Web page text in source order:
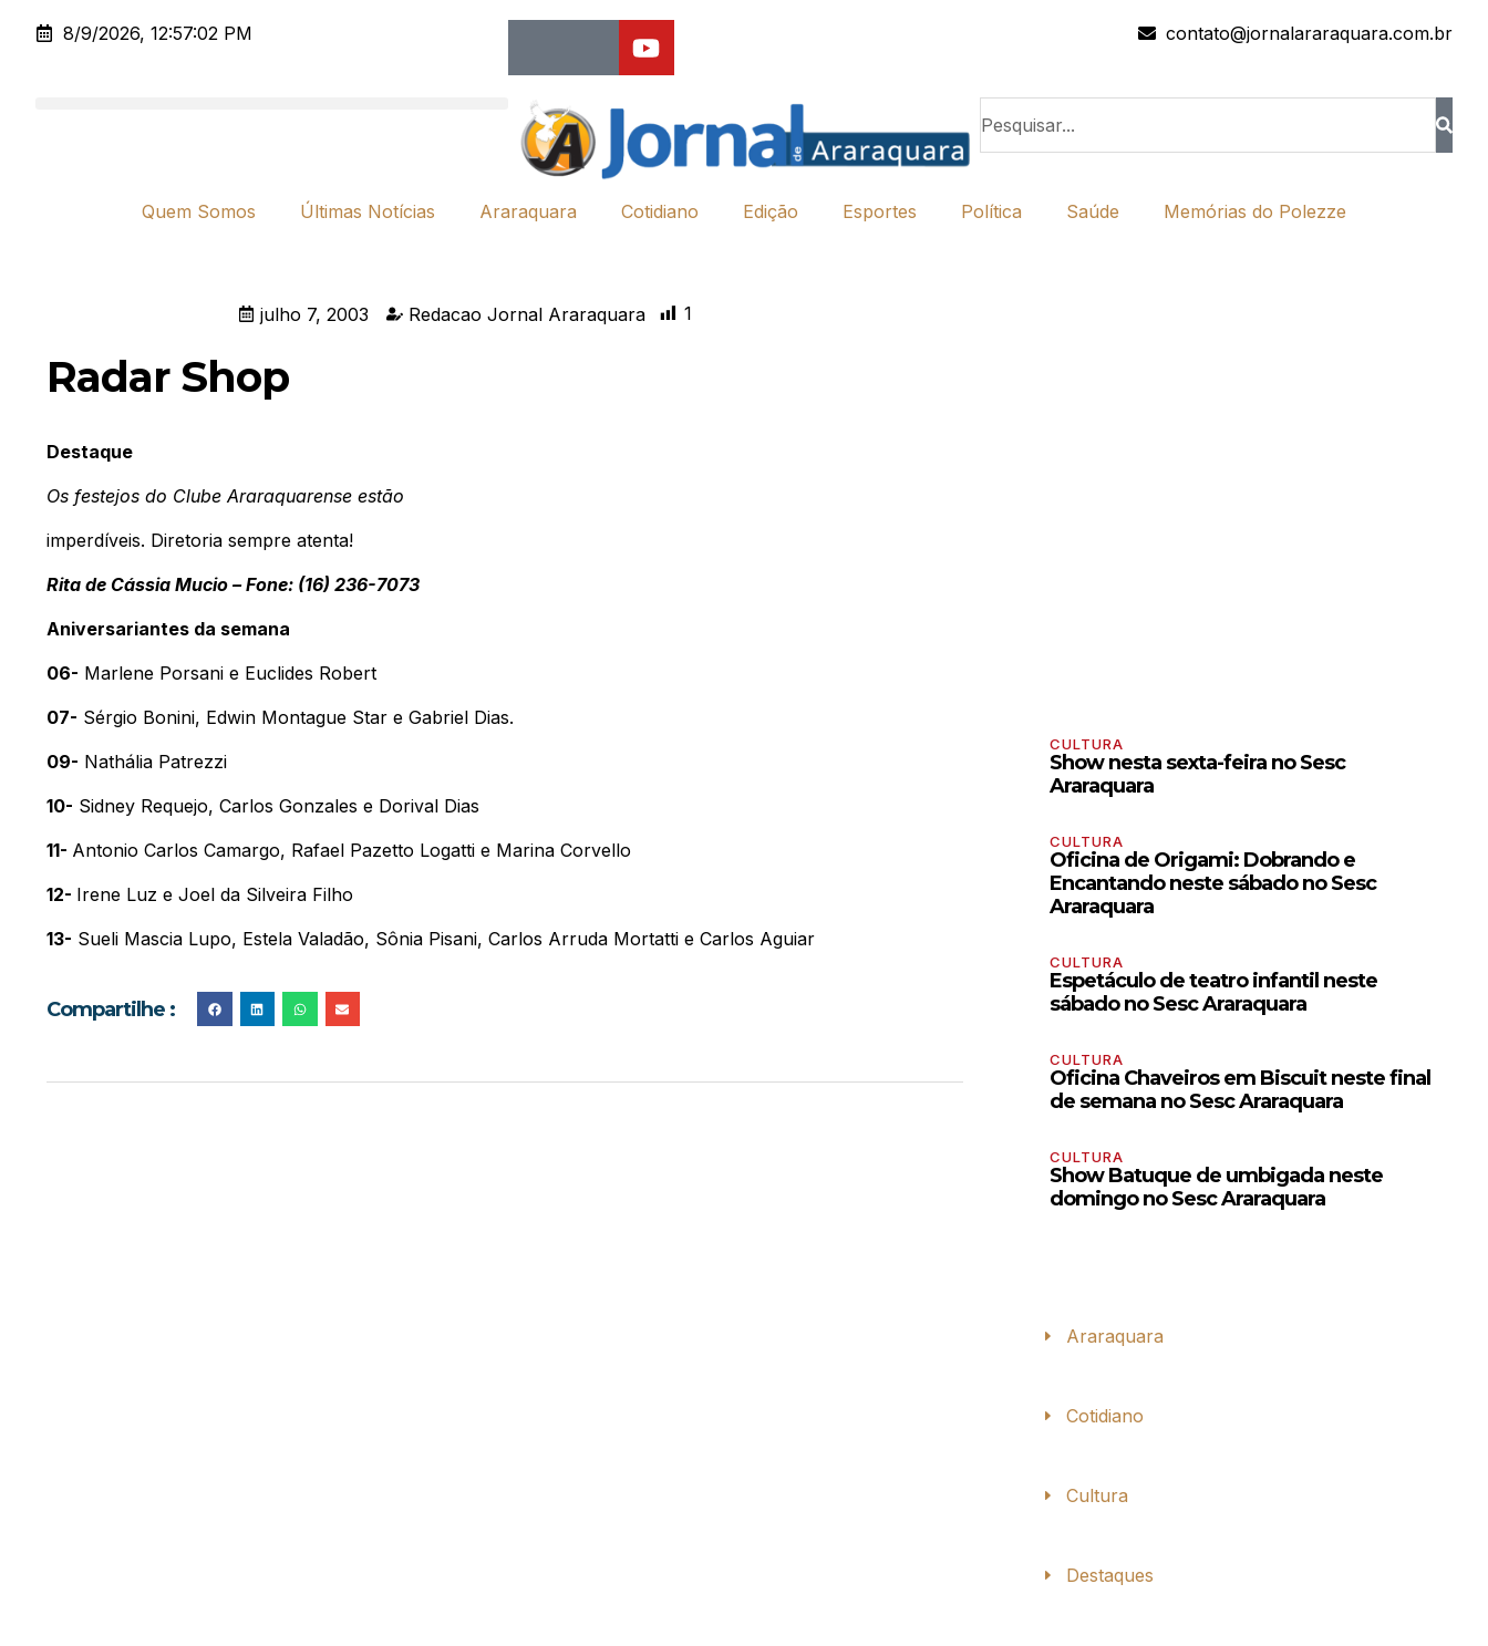
8/9/2026, 12:57:02 PM contato@jornalararaquara.com.br
Quem Somos Últimas Notícias Araraquara Cotidiano Edição Esportes Política Saúde Memórias do Polezze
julho 7, 2003 Redacao Jornal Araraquara 1
Radar Shop
Destaque
Os festejos do Clube Araraquarense estão
imperdíveis. Diretoria sempre atenta!
Rita de Cássia Mucio – Fone: (16) 236-7073
Aniversariantes da semana
06- Marlene Porsani e Euclides Robert
07- Sérgio Bonini, Edwin Montague Star e Gabriel Dias.
09- Nathália Patrezzi
10- Sidney Requejo, Carlos Gonzales e Dorival Dias
11- Antonio Carlos Camargo, Rafael Pazetto Logatti e Marina Corvello
12- Irene Luz e Joel da Silveira Filho
13- Sueli Mascia Lupo, Estela Valadão, Sônia Pisani, Carlos Arruda Mortatti e Carlos Aguiar
Compartilhe :
CULTURA
Show nesta sexta-feira no Sesc
Araraquara
CULTURA
Oficina de Origami: Dobrando e
Encantando neste sábado no Sesc
Araraquara
CULTURA
Espetáculo de teatro infantil neste
sábado no Sesc Araraquara
CULTURA
Oficina Chaveiros em Biscuit neste final
de semana no Sesc Araraquara
CULTURA
Show Batuque de umbigada neste
domingo no Sesc Araraquara
Araraquara
Cotidiano
Cultura
Destaques